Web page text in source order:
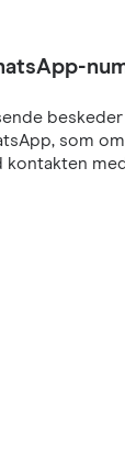
som
kontakten